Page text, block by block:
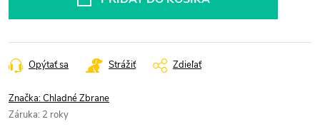
Opýtať sa Strážiť Zdieľať
Značka:Chladné Zbrane
Záruka: 2 roky